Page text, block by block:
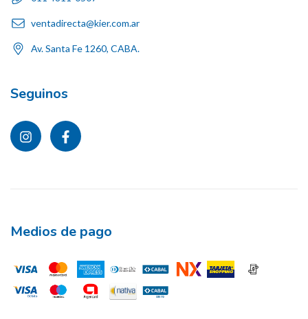
ventadirecta@kier.com.ar
Av. Santa Fe 1260, CABA.
Seguinos
Medios de pago